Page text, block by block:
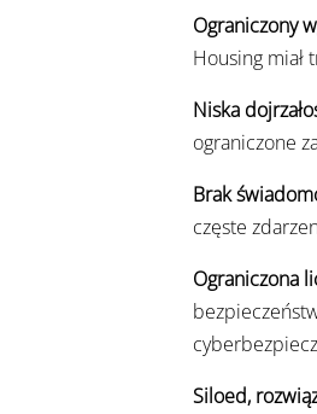
Ograniczony
Housing miał
Niska
ograniczone
Brak
częste
Ograniczona
Siloed,